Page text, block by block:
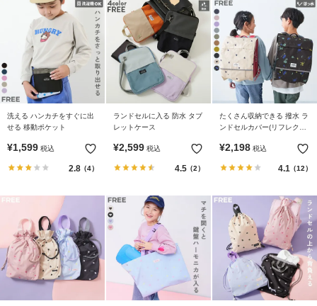
洗える ハンカチをすぐに出
せる 移動ポケット
¥1,599 税込
2.8（4）
ランドセルに入る 防水 タブ
レットケース
¥2,599 税込
4.5（2）
たくさん収納できる 撥水 ラ
ンドセルカバー(リフレクタ
¥2,198 税込
4.1（12）